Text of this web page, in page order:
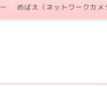
めばえ（ネットワークカメ